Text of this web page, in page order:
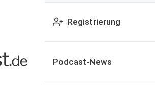
Registrierung
Podcast-News